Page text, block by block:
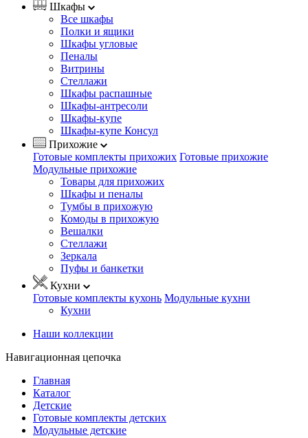
Шкафы
Все шкафы
Полки и ящики
Шкафы угловые
Пеналы
Витрины
Стеллажи
Шкафы распашные
Шкафы-антресоли
Шкафы-купе
Шкафы-купе Консул
Прихожие
Готовые комплекты прихожих Готовые прихожие
Модульные прихожие
Товары для прихожих
Шкафы и пеналы
Тумбы в прихожую
Комоды в прихожую
Вешалки
Стеллажи
Зеркала
Пуфы и банкетки
Кухни
Готовые комплекты кухонь Модульные кухни
Кухни
Наши коллекции
Навигационная цепочка
Главная
Каталог
Детские
Готовые комплекты детских
Модульные детские